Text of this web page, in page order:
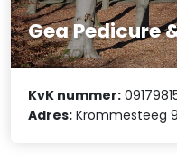
Gea Pedicure
KvK nummer:
Adres: Krommesteeg